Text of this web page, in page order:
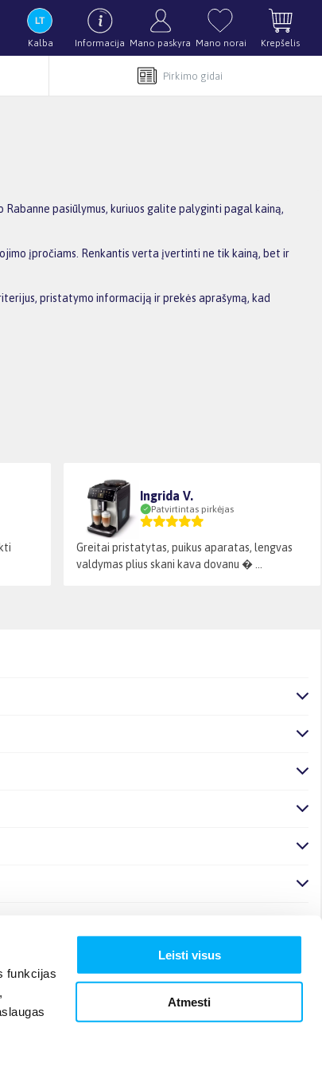
funkcijas
Leisti visus
Atmesti
Kalba Informacija Mano paskyra Mano norai Krepšelis
Pirkimo gidai
pasiūlymus, kuriuos galite palyginti pagal kainą,
įpročiams. Renkantis verta įvertinti ne tik kainą, bet ir
pristatymo informaciją ir prekės aprašymą, kad
Ingrida V.
Patvirtintas pirkėjas
Greitai pristatytas, puikus aparatas, lengvas
valdymas plius skani kava dovanu � ...